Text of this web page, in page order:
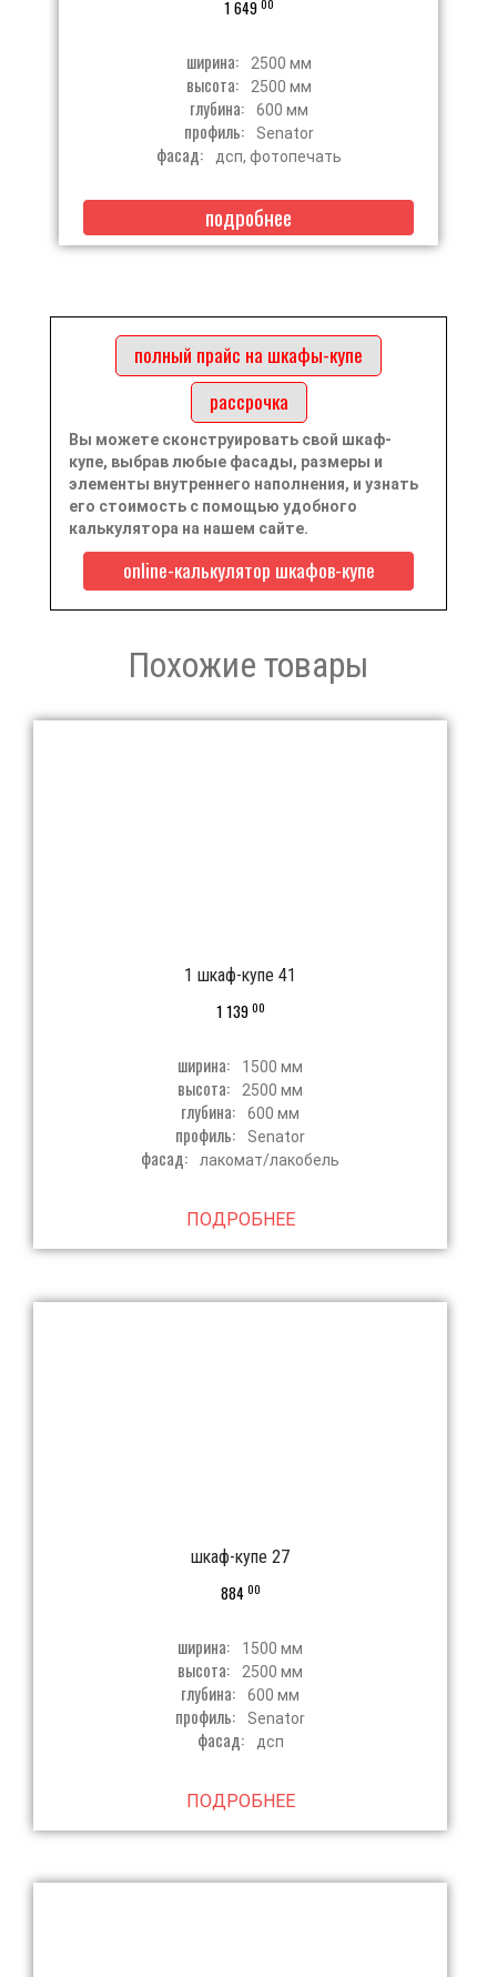
1 649 00
ширина: 2500 мм
высота: 2500 мм
глубина: 600 мм
профиль: Senator
фасад: дсп, фотопечать
подробнее
полный прайс на шкафы-купе
рассрочка
Вы можете сконструировать свой шкаф-
купе, выбрав любые фасады, размеры и
элементы внутреннего наполнения, и узнать
его стоимость с помощью удобного
калькулятора на нашем сайте.
online-калькулятор шкафов-купе
Похожие товары
1 шкаф-купе 41
1 139 00
ширина: 1500 мм
высота: 2500 мм
глубина: 600 мм
профиль: Senator
фасад: лакомат/лакобель
ПОДРОБНЕЕ
шкаф-купе 27
884 00
ширина: 1500 мм
высота: 2500 мм
глубина: 600 мм
профиль: Senator
фасад: дсп
ПОДРОБНЕЕ